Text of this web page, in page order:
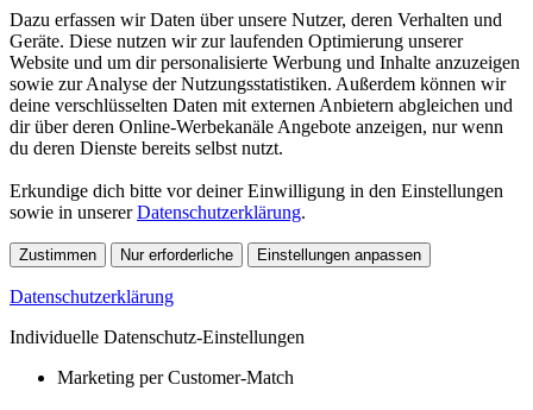
Dazu erfassen wir Daten über unsere Nutzer, deren Verhalten und
Geräte. Diese nutzen wir zur laufenden Optimierung unserer
Website und um dir personalisierte Werbung und Inhalte anzuzeigen
sowie zur Analyse der Nutzungsstatistiken. Außerdem können wir
deine verschlüsselten Daten mit externen Anbietern abgleichen und
dir über deren Online-Werbekanäle Angebote anzeigen, nur wenn
du deren Dienste bereits selbst nutzt.
Erkundige dich bitte vor deiner Einwilligung in den Einstellungen
sowie in unsererDatenschutzerklärung.
Zustimmen Nur erforderliche Einstellungen anpassen
Datenschutzerklärung
Individuelle Datenschutz-Einstellungen
Marketing per Customer-Match